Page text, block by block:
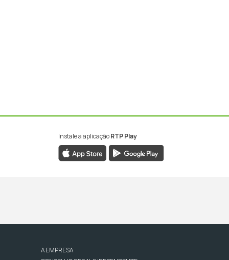
Instale a aplicaçãoRTP Play
A EMPRESA